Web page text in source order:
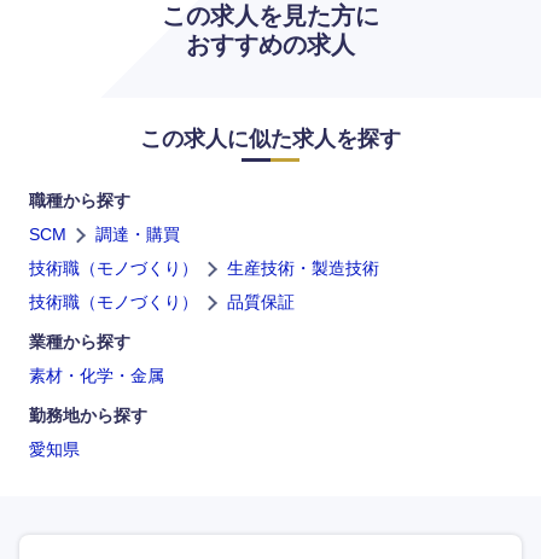
この求人を見た方に
おすすめの求人
この求人に似た求人を探す
職種から探す
SCM
調達・購買
技術職（モノづくり）
生産技術・製造技術
技術職（モノづくり）
品質保証
業種から探す
素材・化学・金属
勤務地から探す
愛知県